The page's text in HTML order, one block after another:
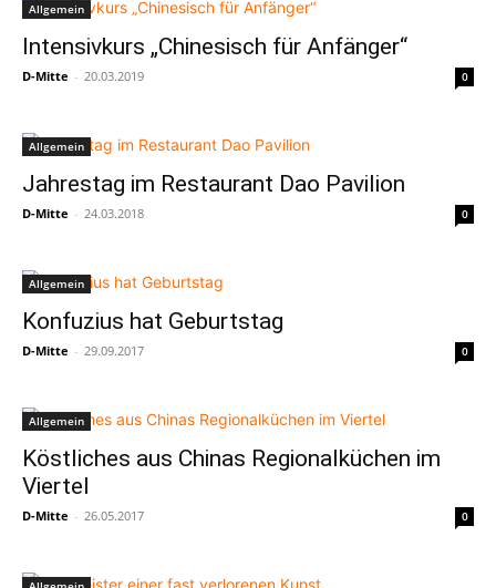
Allgemein
Intensivkurs „Chinesisch für Anfänger“
D-Mitte - 20.03.2019 0
Allgemein
Jahrestag im Restaurant Dao Pavilion
D-Mitte - 24.03.2018 0
Allgemein
Konfuzius hat Geburtstag
D-Mitte - 29.09.2017 0
Allgemein
Köstliches aus Chinas Regionalküchen im
Viertel
D-Mitte - 26.05.2017 0